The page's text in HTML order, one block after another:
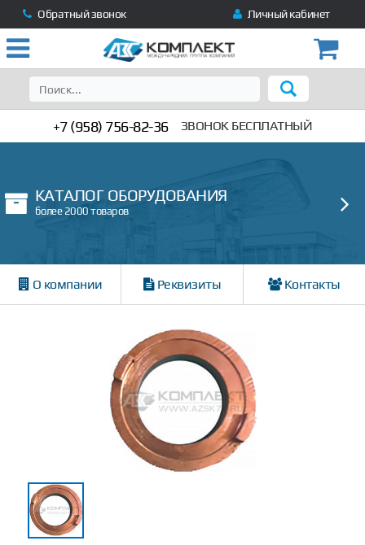
Обратный звонок Личный кабинет
+7 (958) 756-82-36 ЗВОНОК БЕСПЛАТНЫЙ
КАТАЛОГ ОБОРУДОВАНИЯ
более 2000 товаров
О компании Реквизиты Контакты